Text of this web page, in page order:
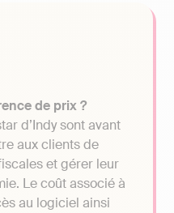
de prix ?
d’Indy sont avant
aux clients de
et gérer leur
Le coût associé à
au logiciel ainsi